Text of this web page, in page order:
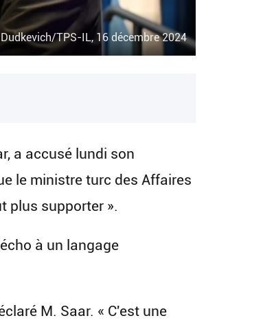
TPS-IL, 16 décembre 2024
a accusé lundi son
le ministre turc des Affaires
plus supporter ».
à un langage
M. Saar. « C'est une